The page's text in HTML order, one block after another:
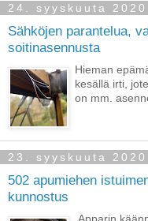
24. syyskuuta 2020
Sähköjen parantelua,
soitinasennusta
Hieman
kesällä irti,
on mm.
23. syyskuuta 2020
502 apumiehen
kunnostus